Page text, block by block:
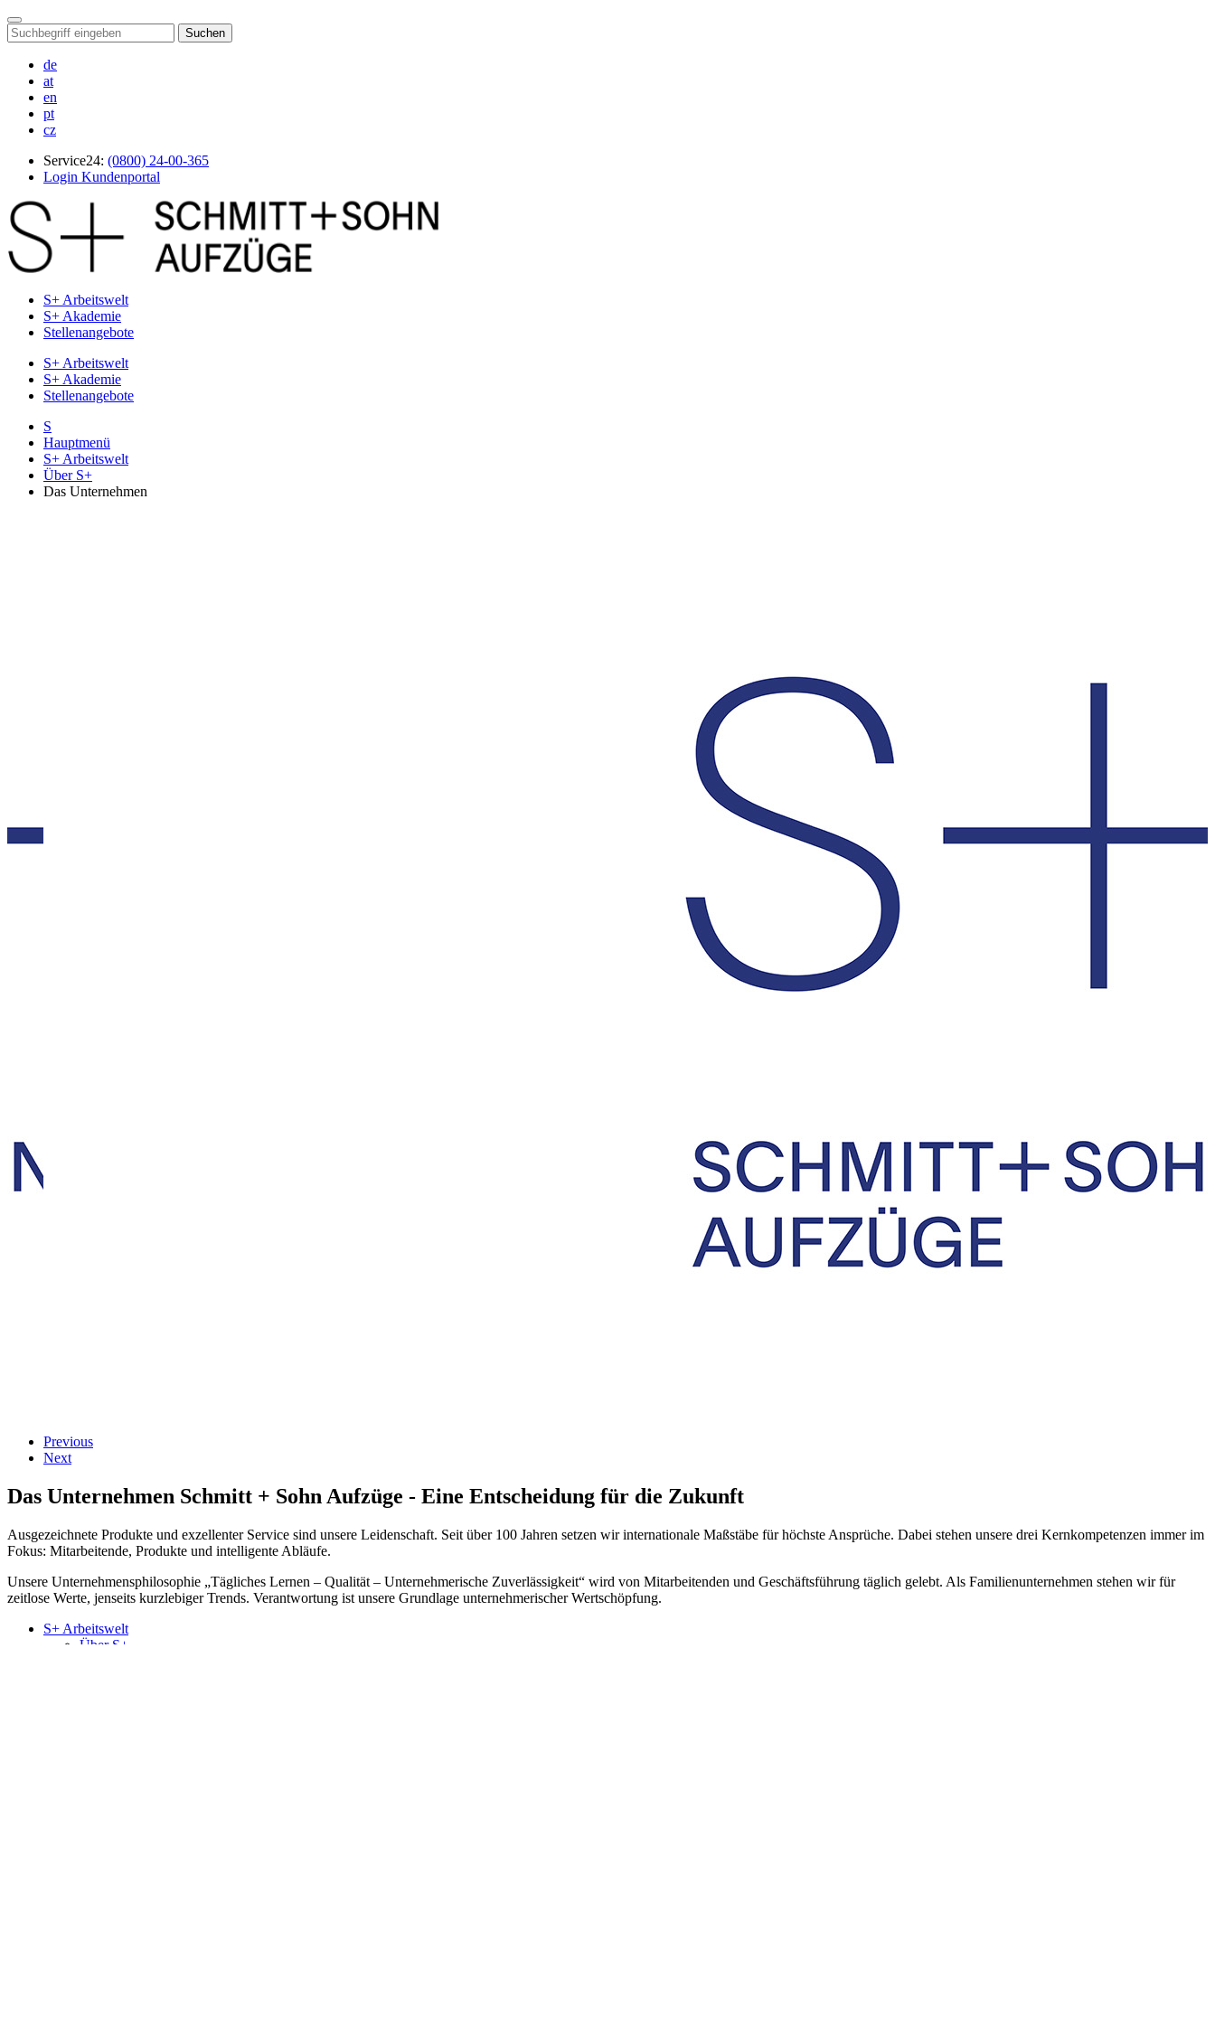
Suchen
de
at
en
pt
cz
Service24: (0800) 24-00-365
Login Kundenportal
S+ Arbeitswelt
S+ Akademie
Stellenangebote
S+ Arbeitswelt
S+ Akademie
Stellenangebote
S
Hauptmenü
S+ Arbeitswelt
Über S+
Das Unternehmen
Previous
Next
Das Unternehmen Schmitt + Sohn Aufzüge - Eine Entscheidung für die Zukunft
Ausgezeichnete Produkte und exzellenter Service sind unsere Leidenschaft. Seit über 100 Jahren setzen wir internationale Maßstäbe für höchste Ansprüche. Dabei stehen unsere drei Kernkompetenzen immer im
Fokus: Mitarbeitende, Produkte und intelligente Abläufe.
Unsere Unternehmensphilosophie „Tägliches Lernen – Qualität – Unternehmerische Zuverlässigkeit“ wird von Mitarbeitenden und Geschäftsführung täglich gelebt. Als Familienunternehmen stehen wir für
zeitlose Werte, jenseits kurzlebiger Trends. Verantwortung ist unsere Grundlage unternehmerischer Wertschöpfung.
S+ Arbeitswelt
Über S+